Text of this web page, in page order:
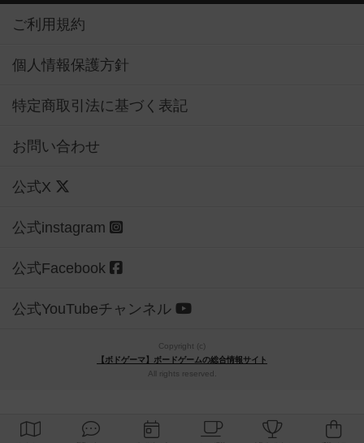
ご利用規約
個人情報保護方針
特定商取引法に基づく表記
お問い合わせ
公式X
公式instagram
公式Facebook
公式YouTubeチャンネル
Copyright (c)
【ボドゲーマ】ボードゲームの総合情報サイト
All rights reserved.